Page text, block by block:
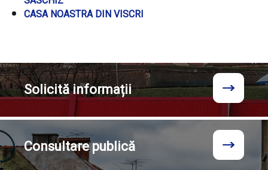
CASA NOASTRA DIN VISCRI
Solicităinformații
Consultarepublică